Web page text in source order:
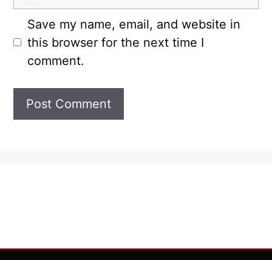
Save my name, email, and website in
this browser for the next time I
comment.